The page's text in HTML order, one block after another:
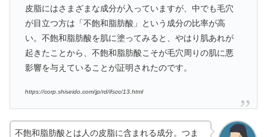
皮脂にはさまざまな成分が入っていますが、中でも毛穴
が目立つ方は「不飽和脂肪酸」という成分の比率が高
い。不飽和脂肪酸を肌に塗ってみると、やはり肌あれが
起きたことから、不飽和脂肪酸こそが毛穴周りの肌に悪
影響を与えていることが証明されたのです。
https://corp.shiseido.com/jp/rd/ifscc/13.html
不飽和脂肪酸とは人の皮脂に含まれる成分。つま